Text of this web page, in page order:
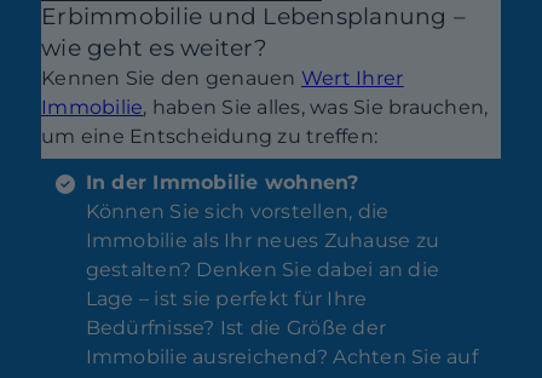
Erbimmobilie und Lebensplanung –
wie geht es weiter?
Kennen Sie den genauen Wert Ihrer
Immobilie, haben Sie alles, was Sie brauchen,
um eine Entscheidung zu treffen:
In der Immobilie wohnen?
Können Sie sich vorstellen, die
Immobilie als Ihr neues Zuhause zu
gestalten? Denken Sie dabei an die
Lage – ist sie perfekt für Ihre
Bedürfnisse? Ist die Größe der
Immobilie ausreichend? Achten Sie auf